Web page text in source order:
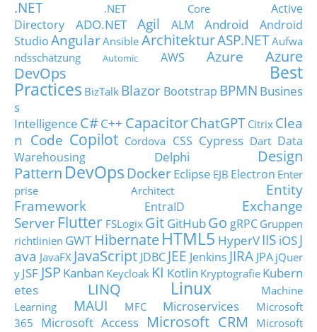
.NET .NET Core
Active
Directory
ADO.NET Agil ALM Android
Android
StudioAngularAnsible ArchitekturASP.NETAufwa
ndsschätzung
Automic AWS Azure
Azure
DevOps
Best
Practices BizTalk Blazor Bootstrap BPMN Busines
s
Intelligence C#C++ CapacitorChatGPT Citrix Clea
n Code Copilot Cordova CSS Cypress Dart Data
Warehousing
Delphi
Design
Pattern DevOps DockerEclipse EJB Electron Enter
prise Architect
Entity
Framework
EntraID
Exchange
Server Flutter FSLogix Git GitHubGo gRPC Gruppen
richtlinien GWT HibernateHTML5 HyperVIIS iOSJ
ava JavaFX JavaScript JDBC JEE Jenkins JIRA JPA jQuer
y JSF JSP Kanban Keycloak KI Kotlin Kryptografie Kubern
etes
LINQ Linux
Machine
Learning
MAUI MFC Microservices
Microsoft
365
Microsoft Access Microsoft CRM
Microsoft